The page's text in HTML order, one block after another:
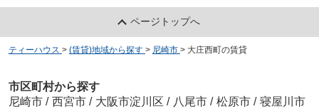
ページトップへ
ティーハウス > (賃貸)地域から探す > 尼崎市 > 大庄西町の賃貸
市区町村から探す
尼崎市 / 西宮市 / 大阪市淀川区 / 八尾市 / 松原市 / 寝屋川市